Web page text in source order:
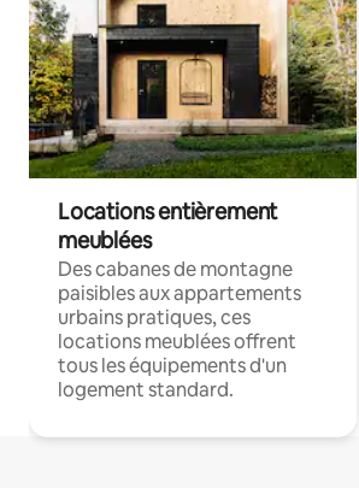
Locations entièrement
meublées
Des cabanes de montagne
paisibles aux appartements
urbains pratiques, ces
locations meublées offrent
tous les équipements d'un
logement standard.